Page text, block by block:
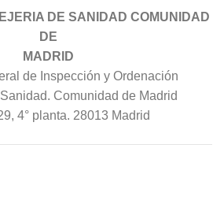
DE SANIDAD COMUNIDAD
DE
MADRID
de Inspección y Ordenación
Comunidad de Madrid
4° planta. 28013 Madrid